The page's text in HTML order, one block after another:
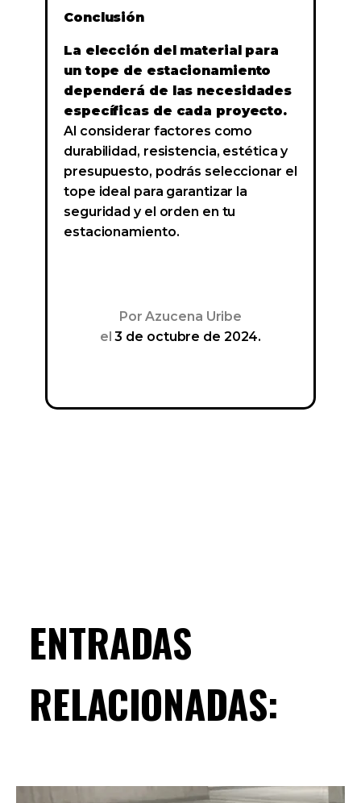
Conclusión
La elección del material para
un tope de estacionamiento
dependerá de las necesidades
específicas de cada proyecto.
Al considerar factores como
durabilidad, resistencia, estética y
presupuesto, podrás seleccionar el
tope ideal para garantizar la
seguridad y el orden en tu
estacionamiento.
Por Azucena Uribe
el 3 de octubre de 2024.
ENTRADAS
RELACIONADAS: